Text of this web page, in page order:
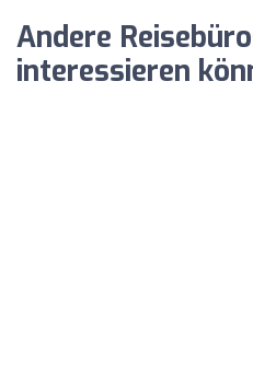
Andere
interessieren